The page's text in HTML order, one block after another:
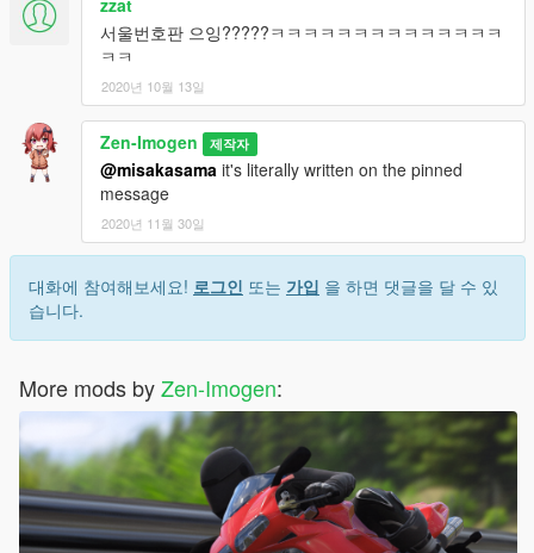
zzat
서울번호판 으잉?????ㅋㅋㅋㅋㅋㅋㅋㅋㅋㅋㅋㅋㅋㅋ
ㅋㅋ
2020년 10월 13일
Zen-Imogen 제작자
@misakasama it's literally written on the pinned
message
2020년 11월 30일
대화에 참여해보세요! 로그인 또는 가입 을 하면 댓글을 달 수 있
습니다.
More mods byZen-Imogen: